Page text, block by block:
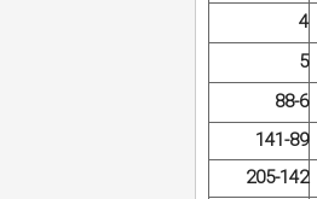
4
5
88-6
141-89
205-142